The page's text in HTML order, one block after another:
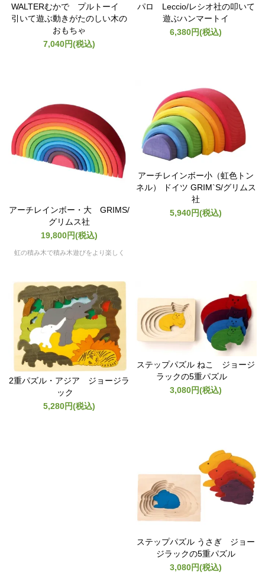
WALTERむかで プルトーイ
引いて遊ぶ動きがたのしい木の
おもちゃ
7,040円(税込)
パロ Leccio/レシオ社の叩いて
遊ぶハンマートイ
6,380円(税込)
アーチレインボー・大 GRIMS/
グリムス社
19,800円(税込)
虹の積み木で積み木遊びをより楽しく
アーチレインボー小（虹色トン
ネル） ドイツ GRIM`S/グリムス
社
5,940円(税込)
2重パズル・アジア ジョージラ
ック
5,280円(税込)
ステップパズル ねこ ジョージ
ラックの5重パズル
3,080円(税込)
ステップパズル うさぎ ジョー
ジラックの5重パズル
3,080円(税込)